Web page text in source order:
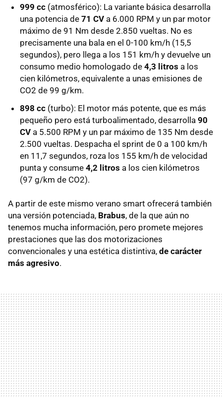
999 cc (atmosférico): La variante básica desarrolla
una potencia de 71 CV a 6.000 RPM y un par motor
máximo de 91 Nm desde 2.850 vueltas. No es
precisamente una bala en el 0-100 km/h (15,5
segundos), pero llega a los 151 km/h y devuelve un
consumo medio homologado de 4,3 litros a los
cien kilómetros, equivalente a unas emisiones de
CO2 de 99 g/km.
898 cc (turbo): El motor más potente, que es más
pequeño pero está turboalimentado, desarrolla 90
CV a 5.500 RPM y un par máximo de 135 Nm desde
2.500 vueltas. Despacha el sprint de 0 a 100 km/h
en 11,7 segundos, roza los 155 km/h de velocidad
punta y consume 4,2 litros a los cien kilómetros
(97 g/km de CO2).
A partir de este mismo verano smart ofrecerá también
una versión potenciada, Brabus, de la que aún no
tenemos mucha información, pero promete mejores
prestaciones que las dos motorizaciones
convencionales y una estética distintiva, de carácter
más agresivo.